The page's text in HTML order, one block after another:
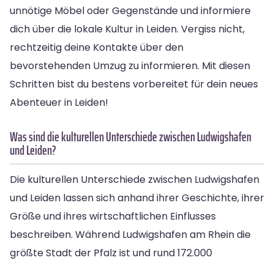
unnötige Möbel oder Gegenstände und informiere
dich über die lokale Kultur in Leiden. Vergiss nicht,
rechtzeitig deine Kontakte über den
bevorstehenden Umzug zu informieren. Mit diesen
Schritten bist du bestens vorbereitet für dein neues
Abenteuer in Leiden!
Was sind die kulturellen Unterschiede zwischen Ludwigshafen
und Leiden?
Die kulturellen Unterschiede zwischen Ludwigshafen
und Leiden lassen sich anhand ihrer Geschichte, ihrer
Größe und ihres wirtschaftlichen Einflusses
beschreiben. Während Ludwigshafen am Rhein die
größte Stadt der Pfalz ist und rund 172.000